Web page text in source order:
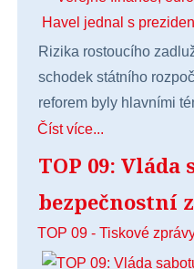
Rizika rostoucího
schodek státního
reforem byly hlavními
Číst více...
TOP 09: Vláda
bezpečnostní
TOP 09 - Tiskové